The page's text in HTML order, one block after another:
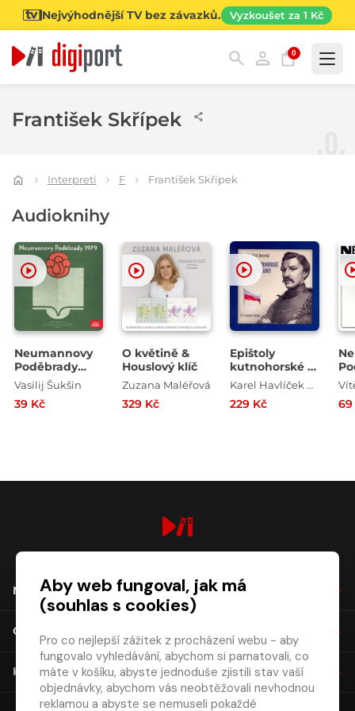
Nejvýhodnější TV bez závazků. Vyzkoušet za 1 Kč
0
František Skřípek
Interpreti F František Skřípek
Audioknihy
Neumannovy
Poděbrady
1979
Vasilij Šukšin
39 Kč
O květině &
Houslový klíč
Zuzana Maléřová
329 Kč
Epištoly
kutnohorské a
vybrané článkyKarel Havlíček Borovský
229 Kč
69
NÁKUP
O SPOLEČNOSTI
KONTAKT
Aby web fungoval, jak má
(souhlas s cookies)
Pro co nejlepší zážitek z procházení webu - aby
fungovalo vyhledávání, abychom si pamatovali, co
máte v košíku, abyste jednoduše zjistili stav vaší
objednávky, abychom vás neobtěžovali nevhodnou
reklamou a abyste se nemuseli pokaždé